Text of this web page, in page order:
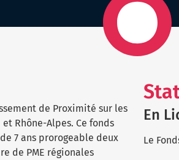
de Proximité sur les
Rhône-Alpes. Ce fonds
7 ans prorogeable deux
de PME régionales
En
Le